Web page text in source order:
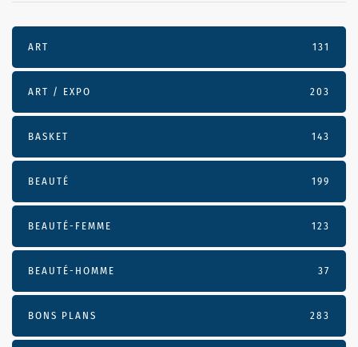
ART 131
ART / EXPO 203
BASKET 143
BEAUTÉ 199
BEAUTÉ-FEMME 123
BEAUTÉ-HOMME 37
BONS PLANS 283